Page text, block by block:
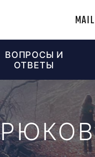
MAIL
ВОПРОСЫ И
ОТВЕТЫ